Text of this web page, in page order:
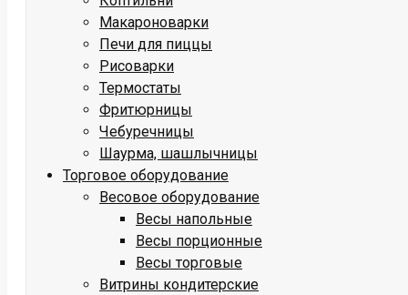
Макароноварки
Печи для пиццы
Рисоварки
Термостаты
Фритюрницы
Чебуречницы
Шаурма, шашлычницы
Торговое оборудование
Весовое оборудование
Весы напольные
Весы порционные
Весы торговые
Витрины кондитерские